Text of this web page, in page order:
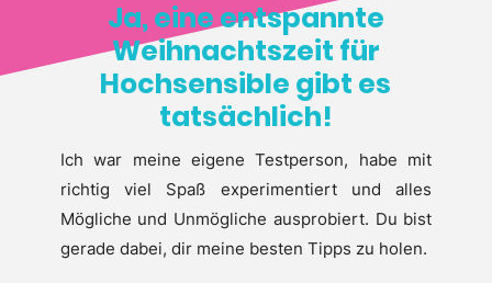
Ja, eine entspannte
Weihnachtszeit für
Hochsensible gibt es
tatsächlich!
Ich war meine eigene Testperson, habe mit
richtig viel Spaß experimentiert und alles
Mögliche und Unmögliche ausprobiert. Du bist
gerade dabei, dir meine besten Tipps zu holen.